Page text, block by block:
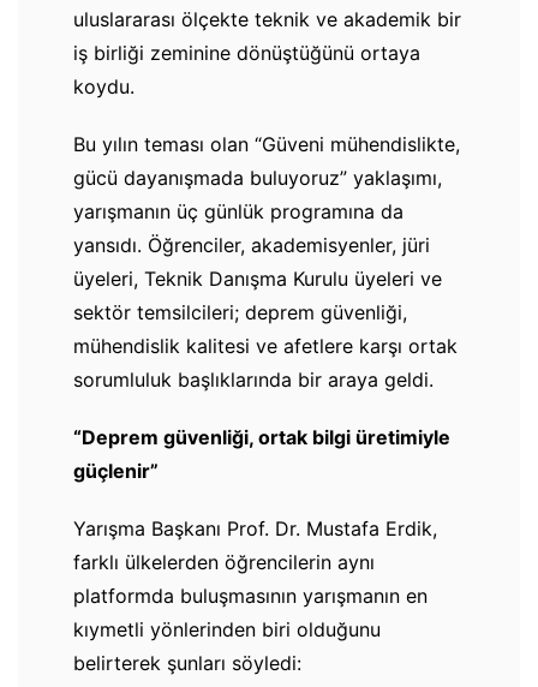
uluslararası ölçekte teknik ve akademik bir
iş birliği zeminine dönüştüğünü ortaya
koydu.
Bu yılın teması olan “Güveni mühendislikte,
gücü dayanışmada buluyoruz” yaklaşımı,
yarışmanın üç günlük programına da
yansıdı. Öğrenciler, akademisyenler, jüri
üyeleri, Teknik Danışma Kurulu üyeleri ve
sektör temsilcileri; deprem güvenliği,
mühendislik kalitesi ve afetlere karşı ortak
sorumluluk başlıklarında bir araya geldi.
“Deprem güvenliği, ortak bilgi üretimiyle
güçlenir”
Yarışma Başkanı Prof. Dr. Mustafa Erdik,
farklı ülkelerden öğrencilerin aynı
platformda buluşmasının yarışmanın en
kıymetli yönlerinden biri olduğunu
belirterek şunları söyledi: